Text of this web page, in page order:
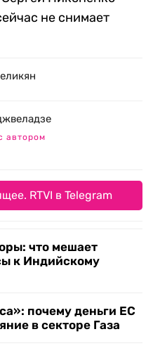
не снимает
автором
RTVI в Telegram
что мешает
к Индийскому
почему деньги ЕС
в секторе Газа